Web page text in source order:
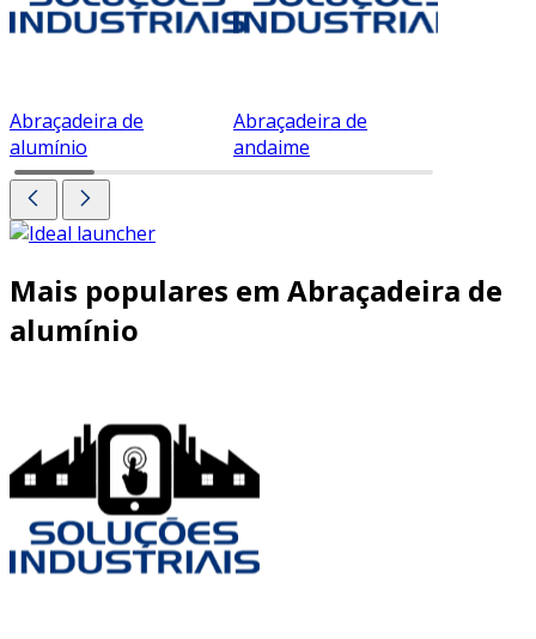
Abraçadeira de
alumínio
Abraçadeira de
andaime
Mais populares em Abraçadeira de
alumínio